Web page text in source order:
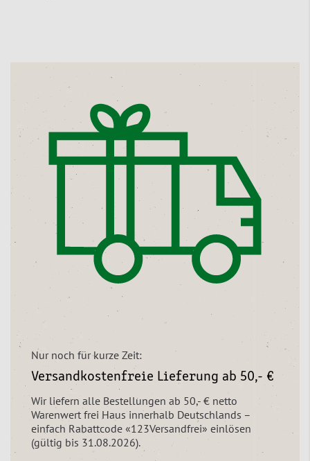
Nur noch für kurze Zeit:
Versandkostenfreie Lieferung ab 50,- €
Wir liefern alle Bestellungen ab 50,- € netto
Warenwert frei Haus innerhalb Deutschlands –
einfach Rabattcode «123Versandfrei» einlösen
(gültig bis 31.08.2026).